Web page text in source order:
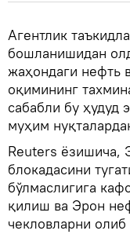
Агентлик
бошланишидан
жаҳондаги нефть
оқимининг
сабабли бу ҳудуд
муҳим
Reuters ёзишича,
блокадасини
бўлмаслигига
қилиш ва Эрон
чекловларни